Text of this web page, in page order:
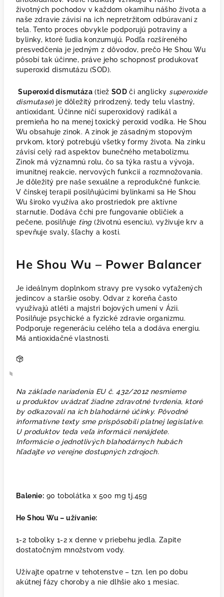
životných pochodov v každom okamihu nášho života a
naše zdravie závisí na ich nepretržitom odbúravaní z
tela. Tento proces obvykle podporujú potraviny a
bylinky, ktoré ľudia konzumujú. Podľa rozšíreného
presvedčenia je jedným z dôvodov, prečo He Shou Wu
pôsobí tak účinne, práve jeho schopnosť produkovať
superoxid dismutázu (SOD).
Superoxid dismutáza (tiež SOD či anglicky superoxide
dismutase) je dôležitý prirodzený, tedy telu vlastný,
antioxidant. Účinne ničí superoxidový radikál a
premieňa ho na menej toxický peroxid vodíka. He Shou
Wu obsahuje zinok. A zinok je zásadným stopovým
prvkom, ktorý potrebujú všetky formy života. Na zinku
závisí celý rad aspektov bunečného metabolizmu.
Zinok má významnú rolu, čo sa týka rastu a vývoja,
imunitnej reakcie, nervových funkcií a rozmnožovania.
Je dôležitý pre naše sexuálne a reprodukčné funkcie.
V čínskej terapii posilňujúcimi bylinkami sa He Shou
Wu široko využíva ako prostriedok pre aktívne
starnutie. Dodáva čchi pre fungovanie obličiek a
pečene, posilňuje ťing(životnú esenciu), vyživuje krv a
spevňuje svaly, šľachy a kosti.
He Shou Wu – Power Balancer
Je ideálnym doplnkom stravy pre vysoko vyťažených
jedincov a staršie osoby. Odvar z koreňa často
využívajú atléti a majstri bojových umení v Ázii.
Posilňuje psychické a fyzické zdravie organizmu.
Podporuje regeneráciu celého tela a dodáva energiu.
Má antioxidačné vlastnosti.
Na základe nariadenia EU č. 432/2012 nesmieme
u produktov uvádzať žiadne zdravotné tvrdenia, ktoré
by odkazovali na ich blahodárné účinky. Pôvodné
informatívne texty sme prispôsobili platnej legislatíve.
U produktov teda veľa informácií nenájdete.
Informácie o jednotlivých blahodárnych hubách
hľadajte vo verejne dostupných zdrojoch.
Balenie: 90 tobolátka x 500 mg tj.45g
He Shou Wu – užívanie:
1-2 tobolky 1-2 x denne v priebehu jedla. Zapite
dostatočným množstvom vody.
Užívajte opatrne v tehotenstve – tzn. len po dobu
akútnej fázy choroby a nie dlhšie ako 1 mesiac.